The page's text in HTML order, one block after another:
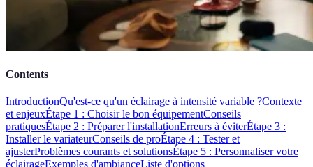
Contents
IntroductionQu'est-ce qu'un éclairage à intensité variable ?Contexte
et enjeuxÉtape 1 : Choisir le bon équipementConseils
pratiquesÉtape 2 : Préparer l'installationErreurs à éviterÉtape 3 :
Installer le variateurConseils de proÉtape 4 : Tester et
ajusterProblèmes courants et solutionsÉtape 5 : Personnaliser votre
éclairageExemples d'ambianceListe d'options